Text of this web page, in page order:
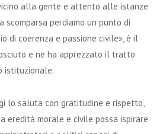
alla gente e attento alle istanze
scomparsa perdiamo un punto di
di coerenza e passione civile», è il
e ne ha apprezzato il tratto
istituzionale.
lo saluta con gratitudine e rispetto,
eredità morale e civile possa ispirare